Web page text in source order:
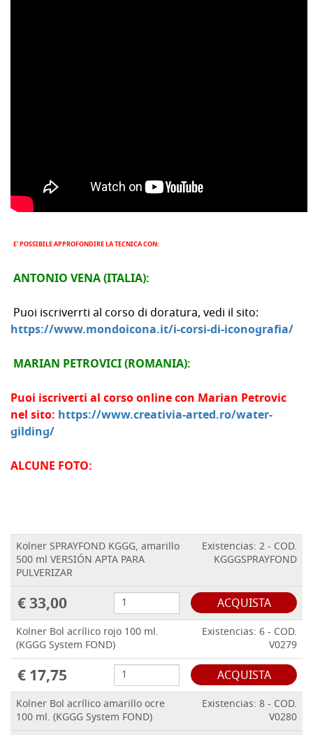
E' POSSIBILE APPROFONDIRE LA TECNICA CON:
ANTONIO VENA (ITALIA):
Puoi iscriverrti al corso di doratura, vedi il sito:
https://www.mondoicona.it/i-corsi-di-iconografia/
MARIAN PETROVICI (ROMANIA):
Puoi iscriverti al corso online con Marian Petrovic
nel sito: https://www.creativia-arted.ro/water-
gilding/
ALCUNE FOTO:
Kolner SPRAYFOND KGGG, amarillo
500 ml VERSIÓN APTA PARA
PULVERIZAR
Existencias: 2 - COD.
KGGGSPRAYFOND
€ 33,00 ACQUISTA
Kolner Bol acrílico rojo 100 ml.
(KGGG System FOND)
Existencias: 6 - COD.
V0279
€ 17,75 ACQUISTA
Kolner Bol acrílico amarillo ocre
100 ml. (KGGG System FOND)
Existencias: 8 - COD.
V0280